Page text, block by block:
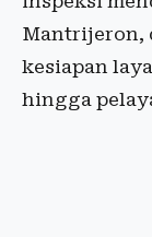
Mantrijeron,
kesiapan
hingga